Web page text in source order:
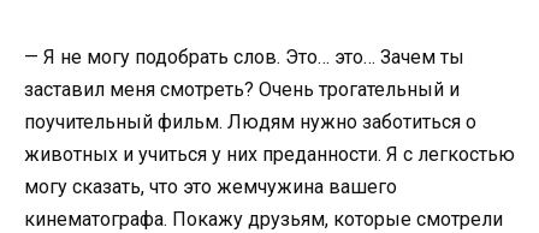
— Я не могу подобрать слов. Это… это… Зачем ты
заставил меня смотреть? Очень трогательный и
поучительный фильм. Людям нужно заботиться о
животных и учиться у них преданности. Я с легкостью
могу сказать, что это жемчужина вашего
кинематографа. Покажу друзьям, которые смотрели